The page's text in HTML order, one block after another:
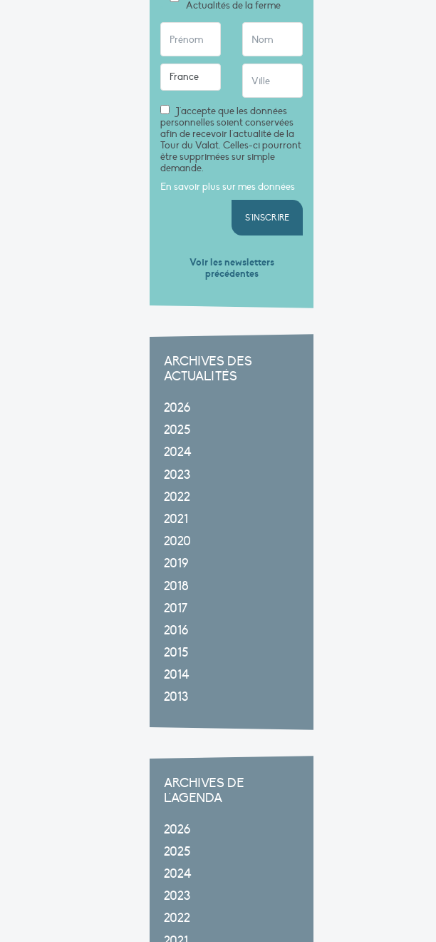
Actualités de la ferme
J'accepte que les données
personnelles soient conservées
afin de recevoir l'actualité de la
Tour du Valat. Celles-ci pourront
être supprimées sur simple
demande.
En savoir plus sur mes données
S'INSCRIRE
Voir les newsletters
précédentes
ARCHIVES DES
ACTUALITÉS
2026
2025
2024
2023
2022
2021
2020
2019
2018
2017
2016
2015
2014
2013
ARCHIVES DE
L'AGENDA
2026
2025
2024
2023
2022